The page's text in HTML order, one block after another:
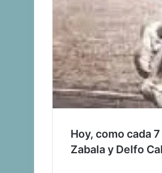
Hoy, como cada
Zabala y Delfo